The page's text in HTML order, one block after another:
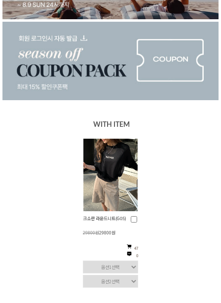
WITH ITEM
크소란 라운드니트(G05)
29800원29800원
47
0